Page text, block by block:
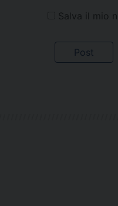
Salva il mio